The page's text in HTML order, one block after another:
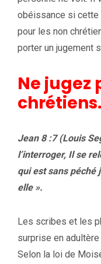
obéissance si cette
pour les non
porter un jugement
Ne jugez
chrétiens.
Jean 8 :7 (Louis
l’interroger, Il se
qui est sans péché
elle ».
Les scribes et les
surprise en
Selon la loi de